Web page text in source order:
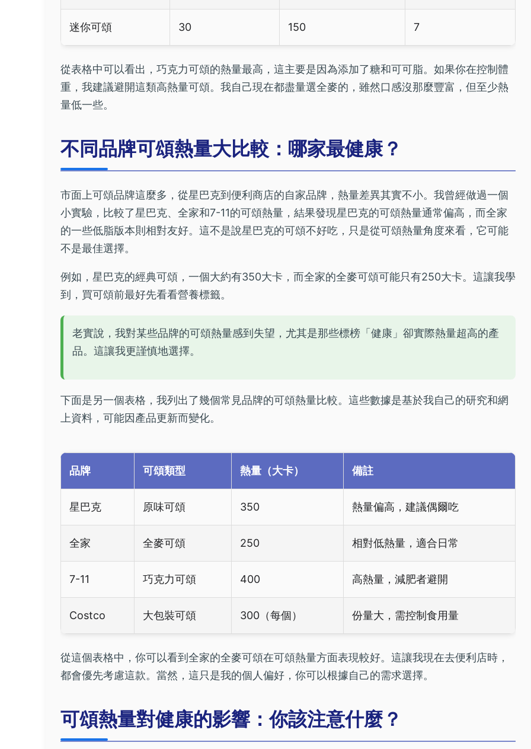
迷你可頌 30 150 7
從表格中可以看出，巧克力可頌的熱量最高，這主要是因為添加了糖和可可脂。如果你在控制體
重，我建議避開這類高熱量可頌。我自己現在都盡量選全麥的，雖然口感沒那麼豐富，但至少熱
量低一些。
不同品牌可頌熱量大比較：哪家最健康？
市面上可頌品牌這麼多，從星巴克到便利商店的自家品牌，熱量差異其實不小。我曾經做過一個
小實驗，比較了星巴克、全家和7-11的可頌熱量，結果發現星巴克的可頌熱量通常偏高，而全家
的一些低脂版本則相對友好。這不是說星巴克的可頌不好吃，只是從可頌熱量角度來看，它可能
不是最佳選擇。
例如，星巴克的經典可頌，一個大約有350大卡，而全家的全麥可頌可能只有250大卡。這讓我學
到，買可頌前最好先看看營養標籤。
老實說，我對某些品牌的可頌熱量感到失望，尤其是那些標榜「健康」卻實際熱量超高的產
品。這讓我更謹慎地選擇。
下面是另一個表格，我列出了幾個常見品牌的可頌熱量比較。這些數據是基於我自己的研究和網
上資料，可能因產品更新而變化。
品牌 可頌類型 熱量（大卡） 備註
星巴克 原味可頌 350 熱量偏高，建議偶爾吃
全家 全麥可頌 250 相對低熱量，適合日常
7-11 巧克力可頌 400 高熱量，減肥者避開
Costco 大包裝可頌 300（每個） 份量大，需控制食用量
從這個表格中，你可以看到全家的全麥可頌在可頌熱量方面表現較好。這讓我現在去便利店時，
都會優先考慮這款。當然，這只是我的個人偏好，你可以根據自己的需求選擇。
可頌熱量對健康的影響：你該注意什麼？